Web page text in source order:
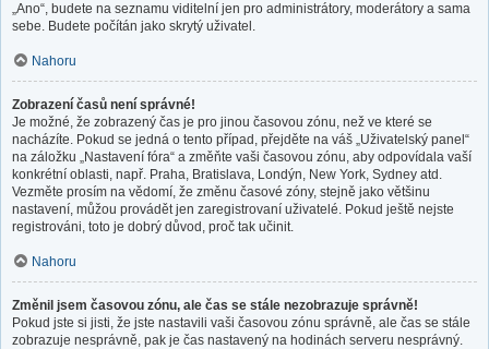
„Ano“, budete na seznamu viditelní jen pro administrátory, moderátory a sama
sebe. Budete počítán jako skrytý uživatel.
Nahoru
Zobrazení časů není správné!
Je možné, že zobrazený čas je pro jinou časovou zónu, než ve které se
nacházíte. Pokud se jedná o tento případ, přejděte na váš „Uživatelský panel“
na záložku „Nastavení fóra“ a změňte vaši časovou zónu, aby odpovídala vaší
konkrétní oblasti, např. Praha, Bratislava, Londýn, New York, Sydney atd.
Vezměte prosím na vědomí, že změnu časové zóny, stejně jako většinu
nastavení, můžou provádět jen zaregistrovaní uživatelé. Pokud ještě nejste
registrováni, toto je dobrý důvod, proč tak učinit.
Nahoru
Změnil jsem časovou zónu, ale čas se stále nezobrazuje správně!
Pokud jste si jisti, že jste nastavili vaši časovou zónu správně, ale čas se stále
zobrazuje nesprávně, pak je čas nastavený na hodinách serveru nesprávný.